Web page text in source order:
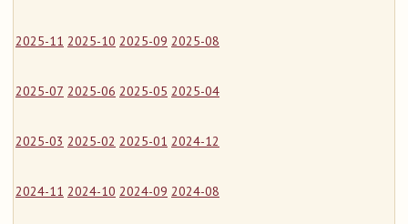
2025-11 2025-10 2025-09 2025-08
2025-07 2025-06 2025-05 2025-04
2025-03 2025-02 2025-01 2024-12
2024-11 2024-10 2024-09 2024-08